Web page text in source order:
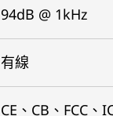
94dB @ 1kHz
有線
CE、CB、FCC、